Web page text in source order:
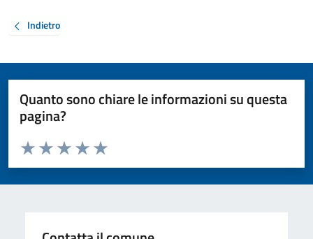
Indietro
Quanto sono chiare le informazioni su questa
pagina?
Valuta da 1 a 5 stelle la pagina
Valuta 5 stelle su 5
Valuta 4 stelle su 5
Valuta 3 stelle su 5
Valuta 2 stelle su 5
Valuta 1 stelle su 5